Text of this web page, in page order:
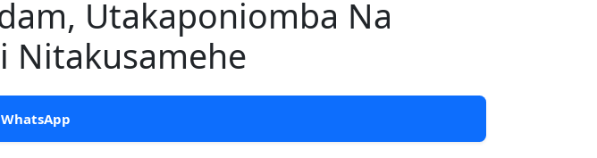
Utakaponiomba Na
Nitakusamehe